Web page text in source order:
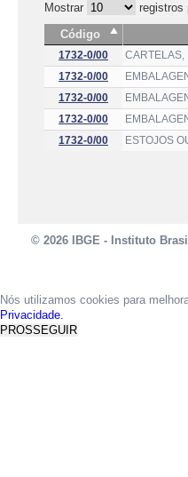
Mostrar
registros
Código
1732-0/00
CARTELAS,
1732-0/00
1732-0/00
1732-0/00
1732-0/00
ESTOJOS
© 2026 IBGE - Instituto
Nós utilizamos cookies para
Privacidade.
PROSSEGUIR